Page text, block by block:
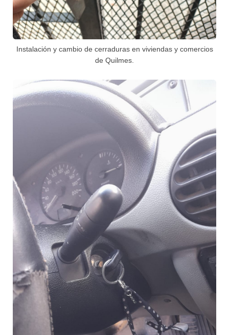
Instalación y cambio de cerraduras en viviendas y comercios
de Quilmes.